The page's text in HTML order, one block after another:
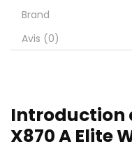
Brand
Avis (0)
Introduction
X870 A Elite